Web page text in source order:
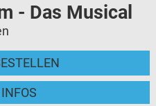
- Das Musical